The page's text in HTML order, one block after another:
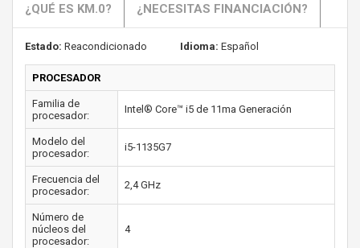
¿QUÉ ES KM.0? ¿NECESITAS FINANCIACIÓN?
Estado: Reacondicionado Idioma: Español
PROCESADOR
Familia de
procesador:
Intel® Core™ i5 de 11ma Generación
Modelo del
procesador:
i5-1135G7
Frecuencia del
procesador:
2,4 GHz
Número de
núcleos del
procesador:
4